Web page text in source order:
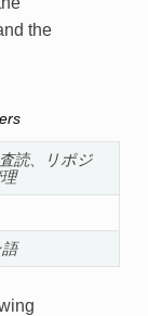
the
読、
リポジ